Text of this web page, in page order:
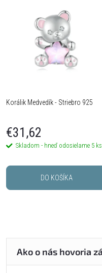
Korálik Medvedík - Striebro 925
€31,62
Skladom - hneď odosielame 5 ks
DO KOŠÍKA